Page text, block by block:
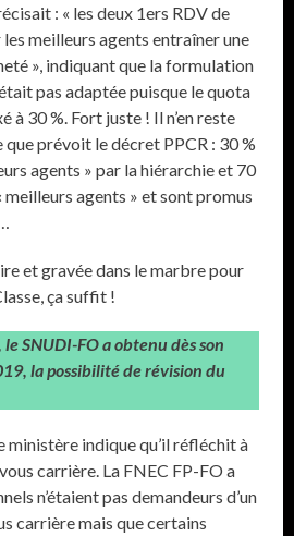
: « les deux 1ers RDV de
meilleurs agents entraîner une
», indiquant que la formulation
pas adaptée puisque le quota
30 %. Fort juste ! Il n’en reste
que prévoit le décret PPCR : 30 %
agents » par la hiérarchie et 70
meilleurs agents » et sont promus
et gravée dans le marbre pour
ça suffit !
SNUDI-FO a obtenu dès son
la possibilité de révision du
ministère indique qu’il réfléchit à
carrière. La FNEC FP-FO a
n’étaient pas demandeurs d’un
carrière mais que certains